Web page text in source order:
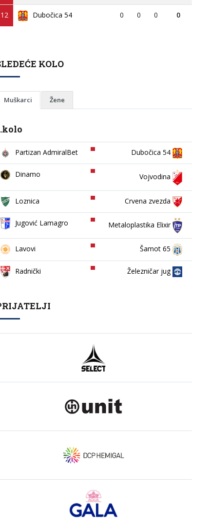
12 Dubočica 54 0 0 0 0
KOLO
Muškarci Žene
Partizan AdmiralBet Dubočica 54
Dinamo Vojvodina
Loznica Crvena zvezda
Jugović Lamagro Metaloplastika Elixir
Lavovi Šamot 65
Radnički Železničar jug